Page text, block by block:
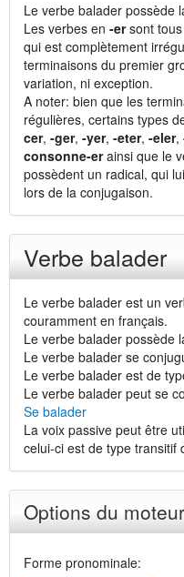
Le verbe balader possède
Les verbes en -ersont tous
qui est complètement
terminaisons du premier
variation, ni exception.
A noter: bien que les
régulières, certains types
cer, -ger, -yer, -eter, -eler,
consonne-erainsi que le
possèdent un radical, qui
lors de la conjugaison.
Verbe balader
Le verbe balader est un
couramment en français.
Le verbe balader possède
Le verbe balader se
Le verbe balader est de
Le verbe balader peut se
Se balader
La voix passive peut être
celui-ci est de type transitif
Options du
Forme pronominale: